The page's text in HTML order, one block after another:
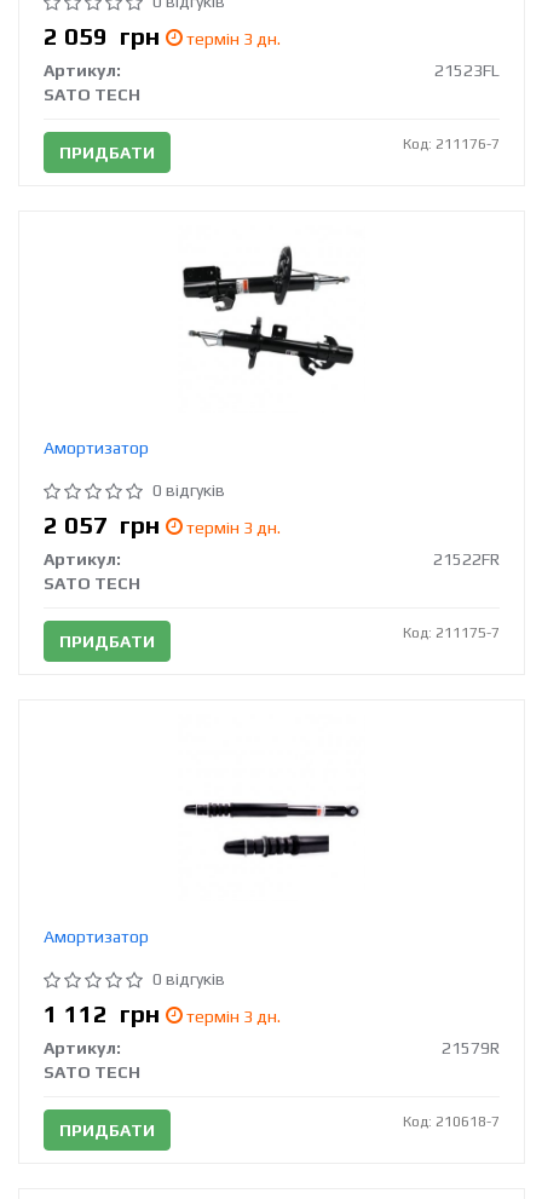
2 059 грн
термін 3 дн.
Артикул:
21523FL
SATO TECH
ПРИДБАТИ Код: 211176-7
Амортизатор
0 відгуків
2 057 грн
термін 3 дн.
Артикул:
21522FR
SATO TECH
ПРИДБАТИ Код: 211175-7
Амортизатор
0 відгуків
1 112 грн
термін 3 дн.
Артикул:
21579R
SATO TECH
ПРИДБАТИ Код: 210618-7